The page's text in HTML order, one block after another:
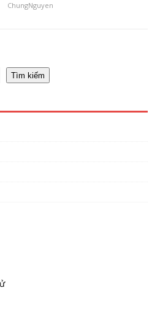
ChungNguyen
Tìm kiếm